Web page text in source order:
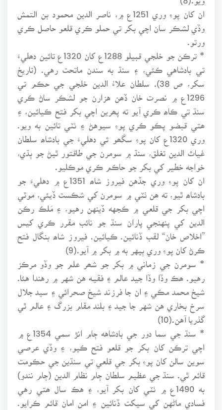
ان کان پوءِ وري 1251ع ۾، ناصر الدين محمود بن التمش
وڏي لشڪر سان اچي بکر تي حملو ڪري قلعو حاصل ڪري
* ترڪن جو خلجي قبيلو 1288ع کان 1320ع تائين دھليءَ
تي بادشاهي ڪئي، ۽ سنڌ به سندن ماتحت رهي. (تاريخ
سکر، ص 38). سلطان علاءُ الدين خلجي جي حڪم تي
1296ع ۾ نصرت خان ڏھن هزارن جو لشڪر ساڻ ڪري
سنڌ تي ڪاھ ڪري آيو ته پھرين اچي بکر فتح ڪيائين، ۽
ھتي قبضو پڪو ڪري پوءِ سيوهڻ ۽ ٺٽي تائين به ويو.
وري 1320ع کان پوءِ سگھو ئي دهليءَ جي بادشاھ سلطان
غياث الدين تغلق، سنڌ ۾ سومرن جي طاقتور ٿيڻ جو ٻڌي،
خواجه خطير کي بکر جو حاڪم ڪري موڪليو.
ان کان پوءِ وري جڏهن فيروز شاھ 1351ع ۾ دهليءَ جو
بادشاھ ٿيو، ته ھن ٺٽي ۾ سومرن کي شڪست ڏيئي، موٽي
اچي بکر جي قلعي ۾ ڪجهه ڏينهن رهيو، ۽ مَلڪ رڪن
الدين کي پنهنجي پاران سنڌ جو نائب مقرر ڪري کيس
”اخلاص خان“ لقب ڏنائين. ڪيائين. فيروز شاھ بنگال فتح
ڪرڻ کان پوءِ وري ٻيهر به ۾ بکر ۾ آيو.(9)
* سومرن جي زماني ۾ بکر جو شھر علم جو وڏو مرڪز
رهيو. ھڪ وڏا وڏا جيد عالم ۽ فقيـه هن شهر ۾ رهندا هئا.
شيخ محمد مڪي ۽ ان جا فرزند شيخ صحرائي ۽ سيد جلال
سرخ بخاري هن شهر جا جيد ۽ بلند مقام بزرگ ۽ عالم ٿي
گذريا آهن.(10)
اچي ترڪن کان بکر جو قلعو فتح ڪيو، ۽ وڏي عرصي
سوين سالن کان پوءِ بکر جي قلعي تي سنڌين جي حڪومت
قائم ٿي. سنڌ جي عظيم سلطان ڄام نظام الدين (ڄام نندو)
به 1490ع ۾ ٺٽي کان بکر آيو، ۽ هڪ سال ھتي رهي
فسادي ماڻهن کي سيکت ڏنائين ۽ امن امان قائم ڪرايو.